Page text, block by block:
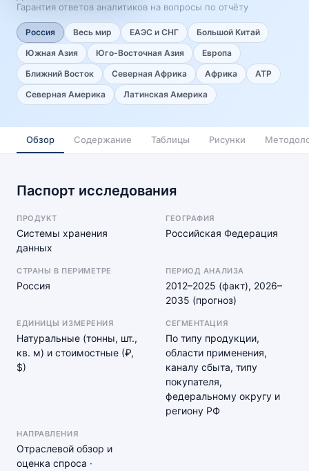
Гарантия ответов аналитиков на вопросы по отчёту
Россия Весь мир ЕАЭС и СНГ
Большой Китай
Южная Азия
Юго-Восточная Азия
Европа
Ближний Восток
Северная Африка Африка
АТР
Северная Америка
Латинская Америка
Обзор Содержание Таблицы Рисунки
Паспорт исследования
ПРОДУКТ
Системы хранения
данных
ГЕОГРАФИЯ
Российская Федерация
СТРАНЫ В ПЕРИМЕТРЕ
Россия
ПЕРИОД АНАЛИЗА
2012–2025 (факт), 2026–
2035 (прогноз)
ЕДИНИЦЫ ИЗМЕРЕНИЯ
Натуральные (тонны, шт.,
кв. м) и стоимостные (₽,
$)
СЕГМЕНТАЦИЯ
По типу продукции,
области применения,
каналу сбыта, типу
покупателя,
федеральному округу и
региону РФ
НАПРАВЛЕНИЯ
Отраслевой обзор и
оценка спроса ·